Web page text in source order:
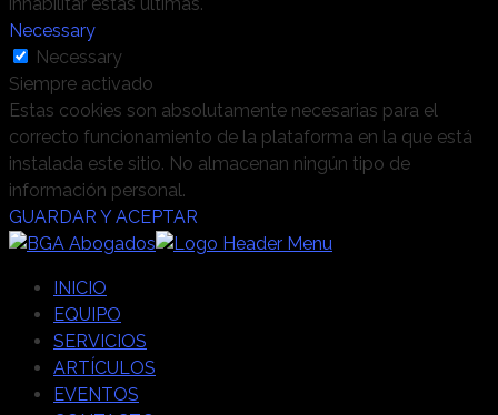
Necessary
Necessary
Siempre activado
Estas cookies son absolutamente necesarias para el
correcto funcionamiento de la plataforma en la que está
instalada este sitio. No almacenan ningún tipo de
información personal.
GUARDAR Y ACEPTAR
INICIO
EQUIPO
SERVICIOS
ARTÍCULOS
EVENTOS